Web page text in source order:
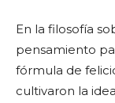
En la filosofía
pensamiento
fórmula de
cultivaron la